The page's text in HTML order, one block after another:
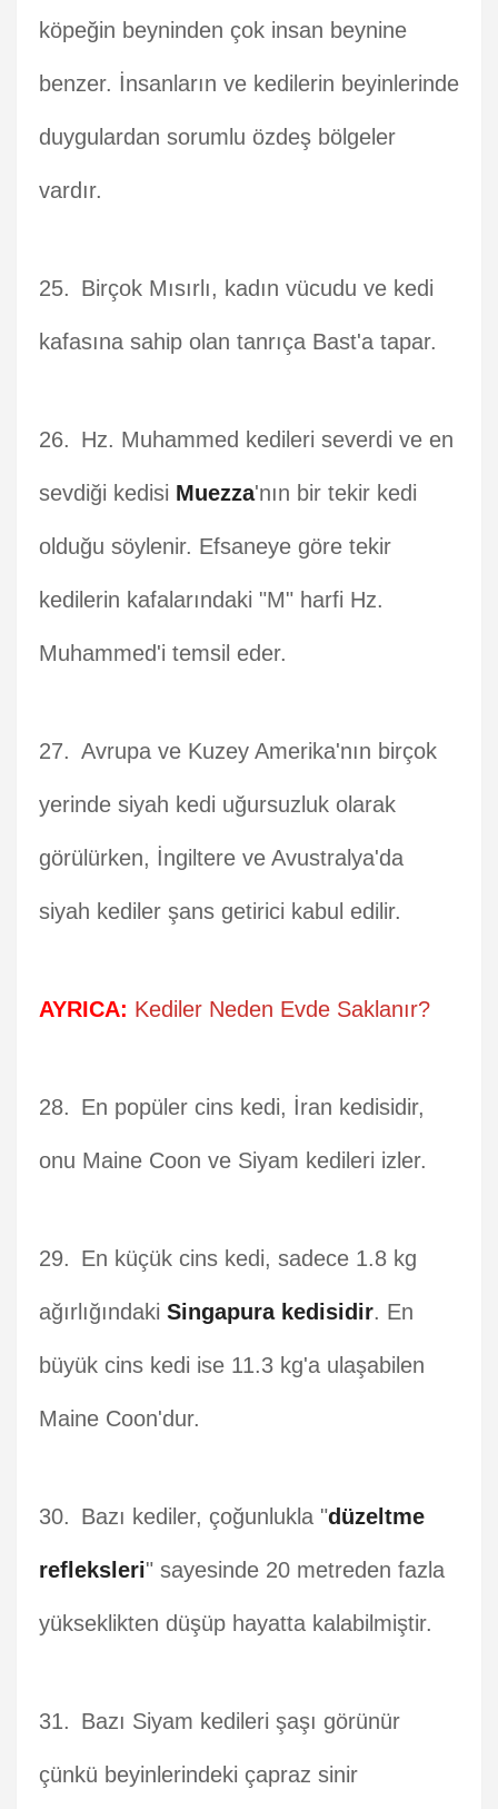
köpeğin beyninden çok insan beynine
benzer. İnsanların ve kedilerin beyinlerinde
duygulardan sorumlu özdeş bölgeler
vardır.
Birçok Mısırlı, kadın vücudu ve kedi
kafasına sahip olan tanrıça Bast'a tapar.
Hz. Muhammed kedileri severdi ve en
sevdiği kedisi Muezza'nın bir tekir kedi
olduğu söylenir. Efsaneye göre tekir
kedilerin kafalarındaki "M" harfi Hz.
Muhammed'i temsil eder.
Avrupa ve Kuzey Amerika'nın birçok
yerinde siyah kedi uğursuzluk olarak
görülürken, İngiltere ve Avustralya'da
siyah kediler şans getirici kabul edilir.
AYRICA: Kediler Neden Evde Saklanır?
En popüler cins kedi, İran kedisidir,
onu Maine Coon ve Siyam kedileri izler.
En küçük cins kedi, sadece 1.8 kg
ağırlığındaki Singapura kedisidir. En
büyük cins kedi ise 11.3 kg'a ulaşabilen
Maine Coon'dur.
Bazı kediler, çoğunlukla "düzeltme
refleksleri" sayesinde 20 metreden fazla
yükseklikten düşüp hayatta kalabilmiştir.
Bazı Siyam kedileri şaşı görünür
çünkü beyinlerindeki çapraz sinir